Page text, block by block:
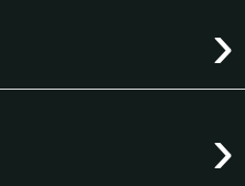
›
›